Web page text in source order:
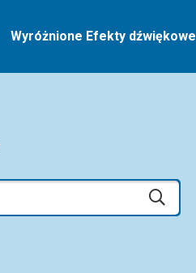
Wyróżnione Efekty dźwiękowe